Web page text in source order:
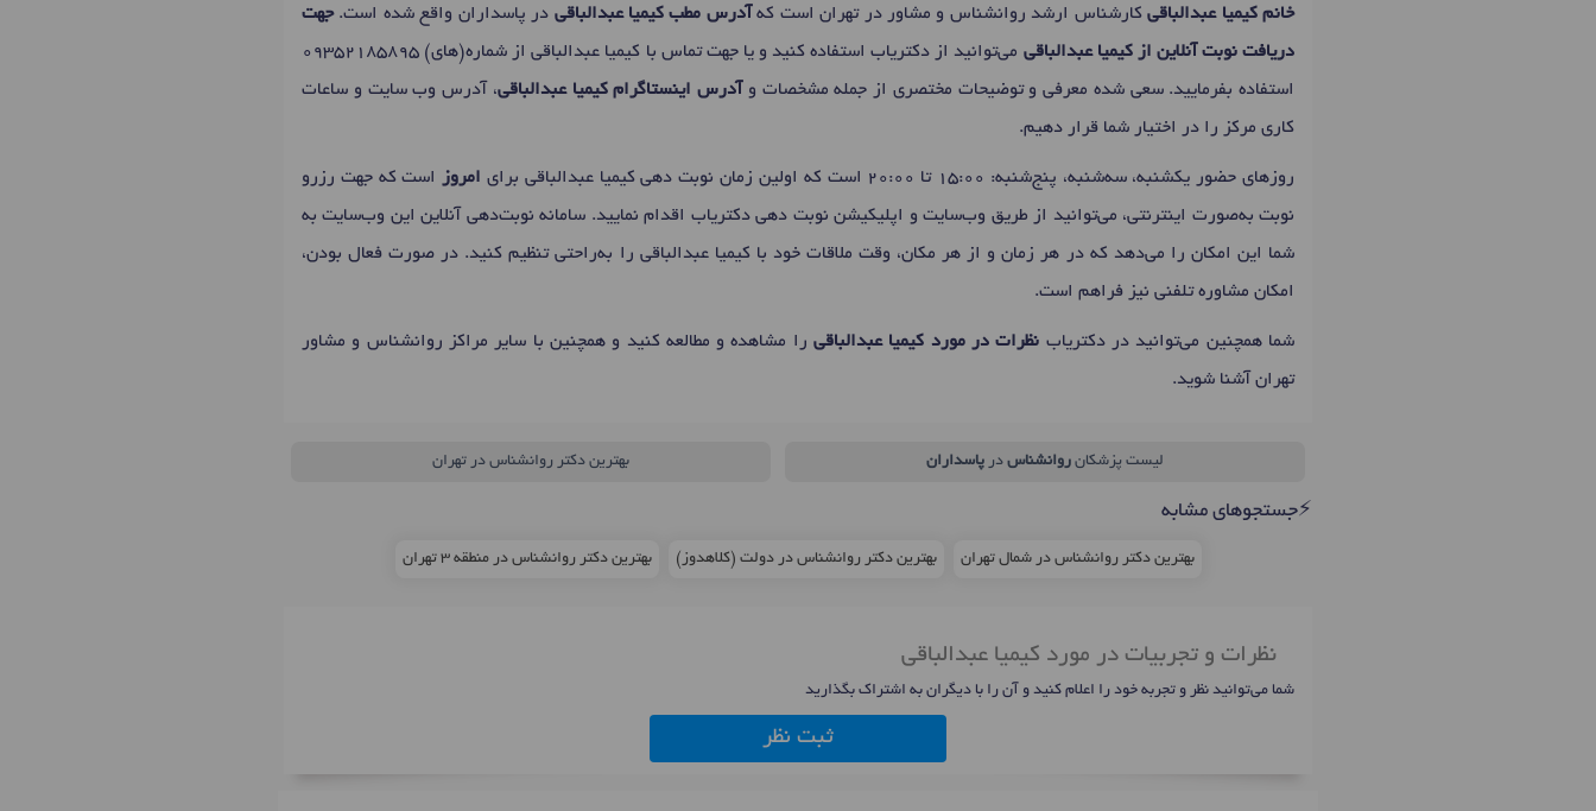
خانم کیمیا عبدالباقیکارشناس ارشد روانشناس و مشاور در تهران است که آدرس مطب کیمیا عبدالباقی در پاسداران واقع شده است.جهت
دریافت نوبت آنلاین از کیمیا عبدالباقی می‌توانید از دکتریاب استفاده کنید و یا جهت تماس با کیمیا عبدالباقی از شماره(های) 09352185895
استفاده بفرمایید. سعی شده معرفی و توضیحات مختصری از جمله مشخصات و آدرس اینستاگرام کیمیا عبدالباقی، آدرس وب سایت و ساعات
کاری مرکز را در اختیار شما قرار دهیم.
روزهای حضور یکشنبه، سه‌شنبه، پنج‌شنبه: 15:00 تا 20:00 است که اولین زمان نوبت دهی کیمیا عبدالباقی برای امروز
است که جهت رزرو
نوبت به‌صورت اینترنتی، می‌توانید از طریق وب‌سایت و اپلیکیشن نوبت دهی دکتریاب اقدام نمایید. سامانه نوبت‌دهی آنلاین این وب‌سایت به
شما این امکان را می‌دهد که در هر زمان و از هر مکان، وقت ملاقات خود با کیمیا عبدالباقی را به‌راحتی تنظیم کنید. در صورت فعال بودن،
امکان مشاوره تلفنی نیز فراهم است.
شما همچنین می‌توانید در دکتریاب نظرات در مورد کیمیا عبدالباقیرا مشاهده و مطالعه کنید و همچنین با سایر مراکز روانشناس و مشاور
تهران آشنا شوید.
لیست پزشکان روانشناس در پاسداران بهترین دکتر روانشناس در تهران
⚡جستجوهای مشابه
بهترین دکتر روانشناس در شمال تهران بهترین دکتر روانشناس در دولت (کلاهدوز) بهترین دکتر روانشناس در منطقه 3 تهران
نظرات و تجربیات در مورد کیمیا عبدالباقی
شما می‌توانید نظر و تجربه خود را اعلام کنید و آن را با دیگران به اشتراک بگذارید
ثبت نظر